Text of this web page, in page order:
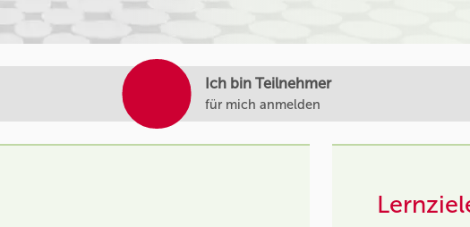
Ich bin Teilnehmer
für mich anmelden